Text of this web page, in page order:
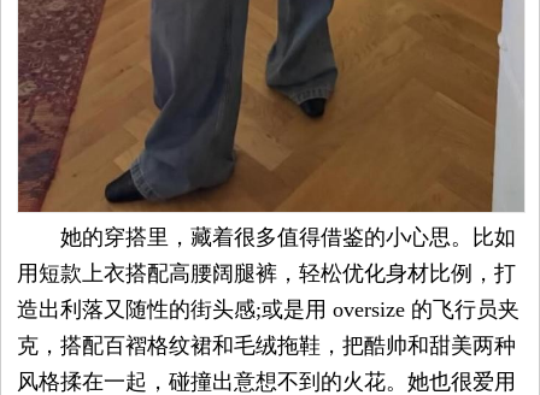
她的穿搭里，藏着很多值得借鉴的小心思。比如
用短款上衣搭配高腰阔腿裤，轻松优化身材比例，打
造出利落又随性的街头感;或是用 oversize 的飞行员夹
克，搭配百褶格纹裙和毛绒拖鞋，把酷帅和甜美两种
风格揉在一起，碰撞出意想不到的火花。她也很爱用